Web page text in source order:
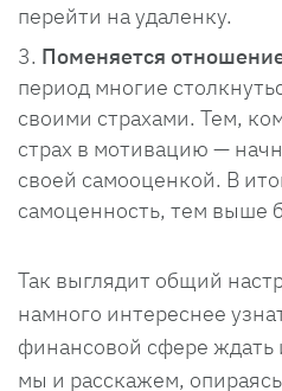
перейти на удаленку.
Поменяется
период многие
своими страхами. Тем,
страх в мотивацию —
своей самооценкой. В
самоценность, тем выше
Так выглядит общий
намного интереснее
финансовой сфере
мы и расскажем,